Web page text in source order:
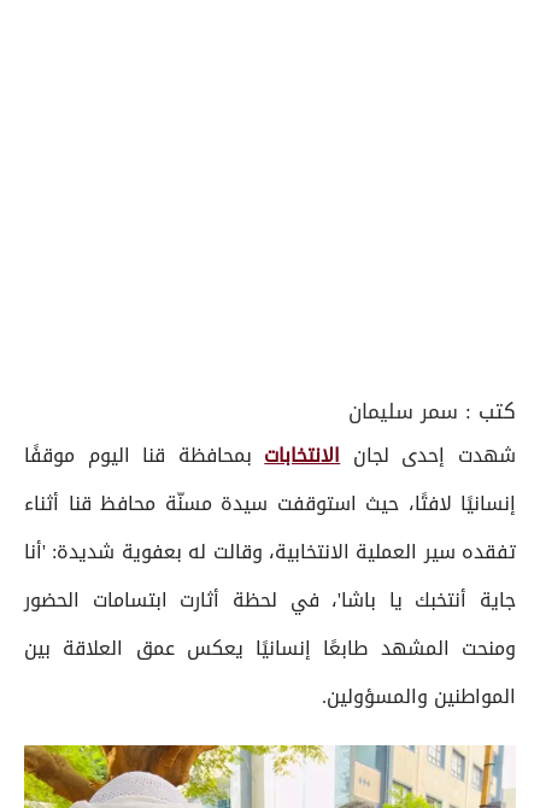
كتب : سمر سليمان
شهدت إحدى لجانالانتخاباتبمحافظة قنا اليوم موقفًا
إنسانيًا لافتًا، حيث استوقفت سيدة مسنّة محافظ قنا أثناء
تفقده سير العملية الانتخابية، وقالت له بعفوية شديدة: 'أنا
جاية أنتخبك يا باشا'، في لحظة أثارت ابتسامات الحضور
ومنحت المشهد طابعًا إنسانيًا يعكس عمق العلاقة بين
المواطنين والمسؤولين.